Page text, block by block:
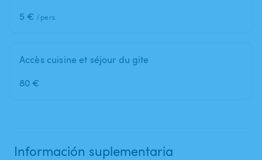
5 € /pers.
Accès cuisine et séjour du gite
80 €
Información suplementaria